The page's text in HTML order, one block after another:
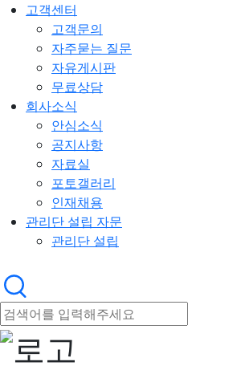
고객센터
고객문의
자주묻는 질문
자유게시판
무료상담
회사소식
안심소식
공지사항
자료실
포토갤러리
인재채용
관리단 설립 자문
관리단 설립